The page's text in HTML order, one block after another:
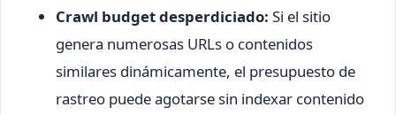
Crawl budget desperdiciado: Si el sitio
genera numerosas URLs o contenidos
similares dinámicamente, el presupuesto de
rastreo puede agotarse sin indexar contenido